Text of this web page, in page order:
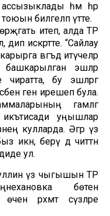
һәм һәр
билгеләп үтте.
итеп, алда ТР
дип искәртте. “Сайлау
вәгъдә итүчеләр
эшләр
бу эшләргә
генә ирешеп була.
гамәлгә
уңышлар
кулларда. Әгәр үз
берәү дә читтән
ул.
үз чыгышын ТР
бөтен
рәхмәт сүзләре